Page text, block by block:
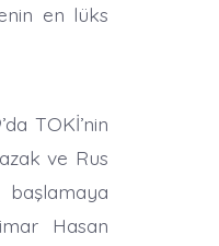
en lüks
TOKİ’nin
ve Rus
başlamaya
Hasan